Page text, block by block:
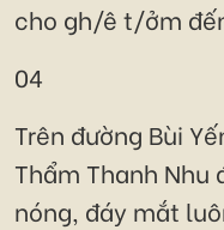
cho gh/ê t/ởm
04
Trên đường Bùi
Thẩm Thanh Nhu
nóng, đáy mắt